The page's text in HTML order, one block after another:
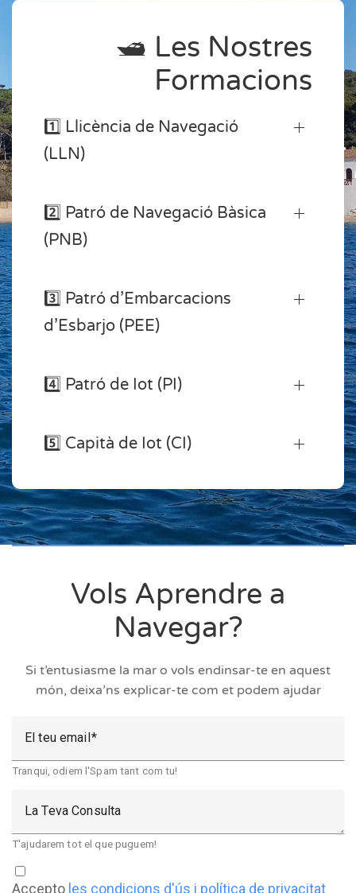
🛥️ Les Nostres
Formacions
1️⃣ Llicència de Navegació
(LLN)
2️⃣ Patró de Navegació Bàsica
(PNB)
3️⃣ Patró d’Embarcacions
d’Esbarjo (PEE)
4️⃣ Patró de Iot (PI)
5️⃣ Capità de Iot (CI)
Vols Aprendre a
Navegar?
Si t’entusiasme la mar o vols endinsar-te en aquest
món, deixa’ns explicar-te com et podem ajudar
El teu email
Tranqui, odiem l'Spam tant com tu!
La Teva Consulta
T'ajudarem tot el que puguem!
Accepto les condicions d'ús i política de privacitat